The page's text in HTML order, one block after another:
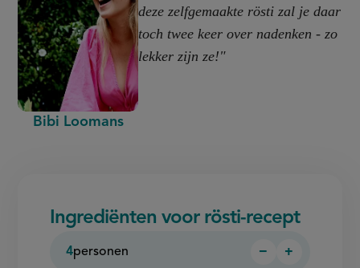
Bibi Loomans
deze zelfgemaakte rösti zal je daar
toch twee keer over nadenken - zo
lekker zijn ze!"
Ingrediënten voor rösti-recept
4personen
Persoon
−
Persoon
+